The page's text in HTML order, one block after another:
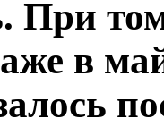
При
в